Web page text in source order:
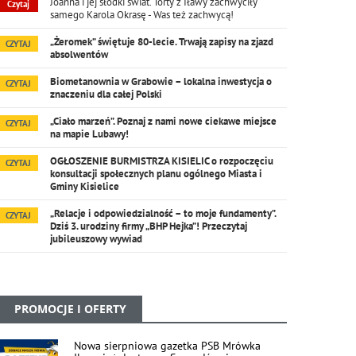
Czytaj
samego Karola Okrasę - Was też zachwycą!
CZYTAJ
„Żeromek” świętuje 80-lecie. Trwają zapisy na zjazd
absolwentów
CZYTAJ
Biometanownia w Grabowie – lokalna inwestycja o
znaczeniu dla całej Polski
CZYTAJ
„Ciało marzeń”. Poznaj z nami nowe ciekawe miejsce
na mapie Lubawy!
CZYTAJ
OGŁOSZENIE BURMISTRZA KISIELIC o rozpoczęciu
konsultacji społecznych planu ogólnego Miasta i
Gminy Kisielice
CZYTAJ
„Relacje i odpowiedzialność – to moje fundamenty”.
Dziś 3. urodziny firmy „BHP Hejka”! Przeczytaj
jubileuszowy wywiad
PROMOCJE I OFERTY
Nowa sierpniowa gazetka PSB Mrówka